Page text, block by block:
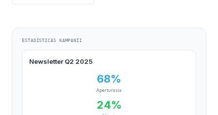
ESTADÍSTICAS KAMPANII
Newsletter Q2 2025
68%
Aperturasia
24%